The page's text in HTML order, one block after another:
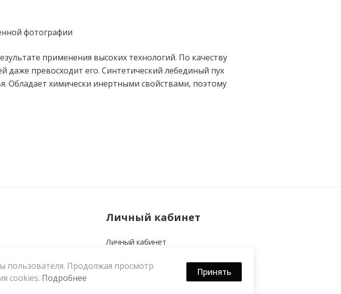
фотографии
применения высоких технологий. По качеству
даже превосходит его. Синтетический лебединый пух
Обладает химически инертными свойствами, поэтому
пользователя. Продолжая просмотр
cookies. Подробнее
Принять
Личный кабинет
Личный кабинет
Закладки